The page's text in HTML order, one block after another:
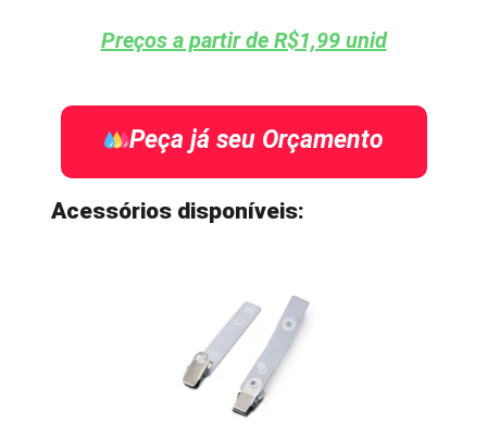
Preços a partir de R$1,99 unid
Peça já seu Orçamento
Acessórios disponíveis: